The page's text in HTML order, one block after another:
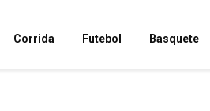
Corrida Futebol Basquete